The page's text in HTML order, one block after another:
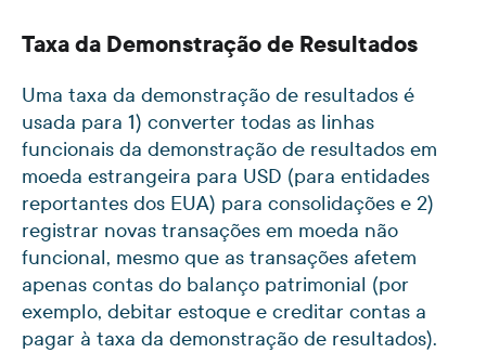
Taxa da Demonstração de Resultados
Uma taxa da demonstração de resultados é
usada para 1) converter todas as linhas
funcionais da demonstração de resultados em
moeda estrangeira para USD (para entidades
reportantes dos EUA) para consolidações e 2)
registrar novas transações em moeda não
funcional, mesmo que as transações afetem
apenas contas do balanço patrimonial (por
exemplo, debitar estoque e creditar contas a
pagar à taxa da demonstração de resultados).